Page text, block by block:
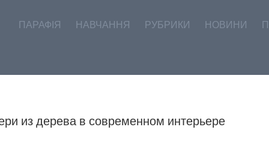
ПАРАФІЯ НАВЧАННЯ РУБРИКИ НОВИНИ
из дерева в современном интерьере